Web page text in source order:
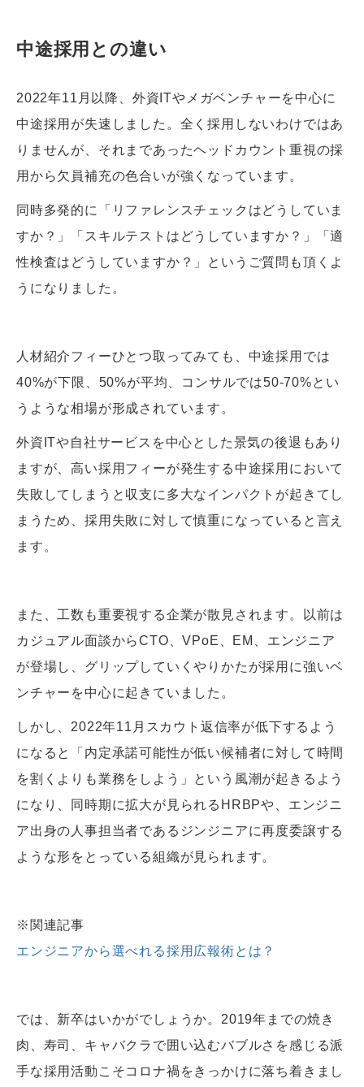
中途採用との違い
2022年11月以降、外資ITやメガベンチャーを中心に
中途採用が失速しました。全く採用しないわけではあ
りませんが、それまであったヘッドカウント重視の採
用から欠員補充の色合いが強くなっています。
同時多発的に「リファレンスチェックはどうしていま
すか？」「スキルテストはどうしていますか？」「適
性検査はどうしていますか？」というご質問も頂くよ
うになりました。
人材紹介フィーひとつ取ってみても、中途採用では
40%が下限、50%が平均、コンサルでは50-70%とい
うような相場が形成されています。
外資ITや自社サービスを中心とした景気の後退もあり
ますが、高い採用フィーが発生する中途採用において
失敗してしまうと収支に多大なインパクトが起きてし
まうため、採用失敗に対して慎重になっていると言え
ます。
また、工数も重要視する企業が散見されます。以前は
カジュアル面談からCTO、VPoE、EM、エンジニア
が登場し、グリップしていくやりかたが採用に強いベ
ンチャーを中心に起きていました。
しかし、2022年11月スカウト返信率が低下するよう
になると「内定承諾可能性が低い候補者に対して時間
を割くよりも業務をしよう」という風潮が起きるよう
になり、同時期に拡大が見られるHRBPや、エンジニ
ア出身の人事担当者であるジンジニアに再度委譲する
ような形をとっている組織が見られます。
※関連記事
エンジニアから選べれる採用広報術とは？
では、新卒はいかがでしょうか。2019年までの焼き
肉、寿司、キャバクラで囲い込むバブルさを感じる派
手な採用活動こそコロナ禍をきっかけに落ち着きまし